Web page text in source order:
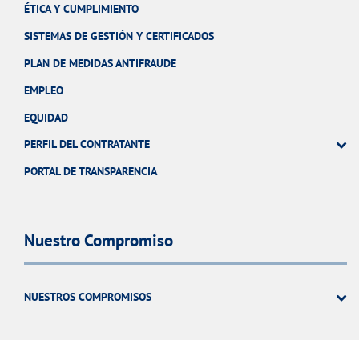
ÉTICA Y CUMPLIMIENTO
SISTEMAS DE GESTIÓN Y CERTIFICADOS
PLAN DE MEDIDAS ANTIFRAUDE
EMPLEO
EQUIDAD
PERFIL DEL CONTRATANTE
PORTAL DE TRANSPARENCIA
Nuestro Compromiso
NUESTROS COMPROMISOS